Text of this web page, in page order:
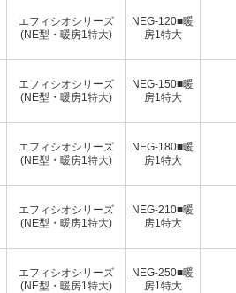
エフィシオシリーズ
(NE型・暖房1特大)
NEG-120■暖
房1特大
エフィシオシリーズ
(NE型・暖房1特大)
NEG-150■暖
房1特大
エフィシオシリーズ
(NE型・暖房1特大)
NEG-180■暖
房1特大
エフィシオシリーズ
(NE型・暖房1特大)
NEG-210■暖
房1特大
エフィシオシリーズ
(NE型・暖房1特大)
NEG-250■暖
房1特大